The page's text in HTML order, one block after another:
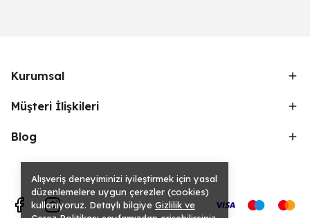
Alışveriş deneyiminizi iyileştirmek için yasal
düzenlemelere uygun çerezler (cookies)
kullanıyoruz. Detaylı bilgiye Gizlilik ve
Kurumsal
Müşteri İlişkileri
Blog